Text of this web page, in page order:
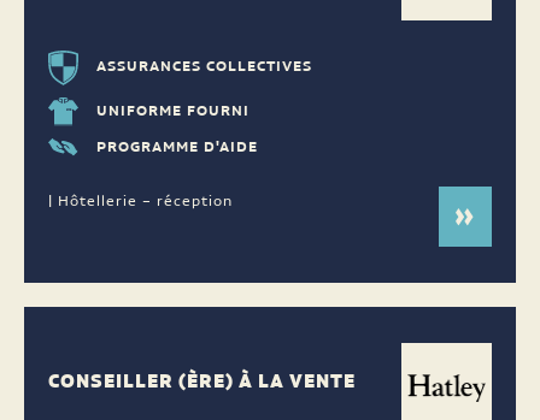
ASSURANCES COLLECTIVES
UNIFORME FOURNI
PROGRAMME D'AIDE
| Hôtellerie – réception
CONSEILLER (ÈRE) À LA VENTE